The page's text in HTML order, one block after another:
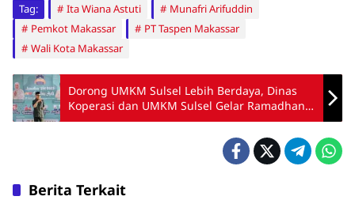
Tag: Ita Wiana Astuti
Munafri Arifuddin
Pemkot Makassar
PT Taspen Makassar
Wali Kota Makassar
Dorong UMKM Sulsel Lebih Berdaya, Dinas
Koperasi dan UMKM Sulsel Gelar Ramadhan
Fest Andalan Hati
Berita Terkait